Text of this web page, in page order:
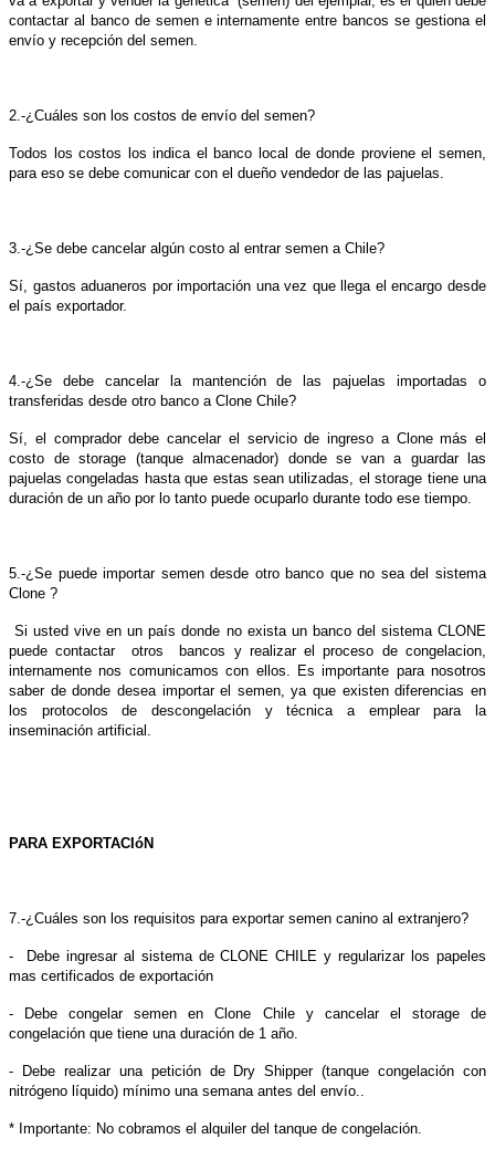
contactar al banco de semen e internamente entre bancos se gestiona el
envío y recepción del semen.
2.-¿Cuáles son los costos de envío del semen?
Todos los costos los indica el banco local de donde proviene el semen,
para eso se debe comunicar con el dueño vendedor de las pajuelas.
3.-¿Se debe cancelar algún costo al entrar semen a Chile?
Sí, gastos aduaneros por importación una vez que llega el encargo desde
el país exportador.
4.-¿Se debe cancelar la mantención de las pajuelas importadas o
transferidas desde otro banco a Clone Chile?
Sí, el comprador debe cancelar el servicio de ingreso a Clone más el
costo de storage (tanque almacenador) donde se van a guardar las
pajuelas congeladas hasta que estas sean utilizadas, el storage tiene una
duración de un año por lo tanto puede ocuparlo durante todo ese tiempo.
5.-¿Se puede importar semen desde otro banco que no sea del sistema
Clone ?
Si usted vive en un país donde no exista un banco del sistema CLONE
puede contactar otros bancos y realizar el proceso de congelacion,
internamente nos comunicamos con ellos. Es importante para nosotros
saber de donde desea importar el semen, ya que existen diferencias en
los protocolos de descongelación y técnica a emplear para la
inseminación artificial.
PARA EXPORTACI óN
7.-¿Cuáles son los requisitos para exportar semen canino al extranjero?
- Debe ingresar al sistema de CLONE CHILE y regularizar los papeles
mas certificados de exportación
- Debe congelar semen en Clone Chile y cancelar el storage de
congelación que tiene una duración de 1 año.
- Debe realizar una petición de Dry Shipper (tanque congelación con
nitrógeno líquido) mínimo una semana antes del envío..
* Importante: No cobramos el alquiler del tanque de congelación.